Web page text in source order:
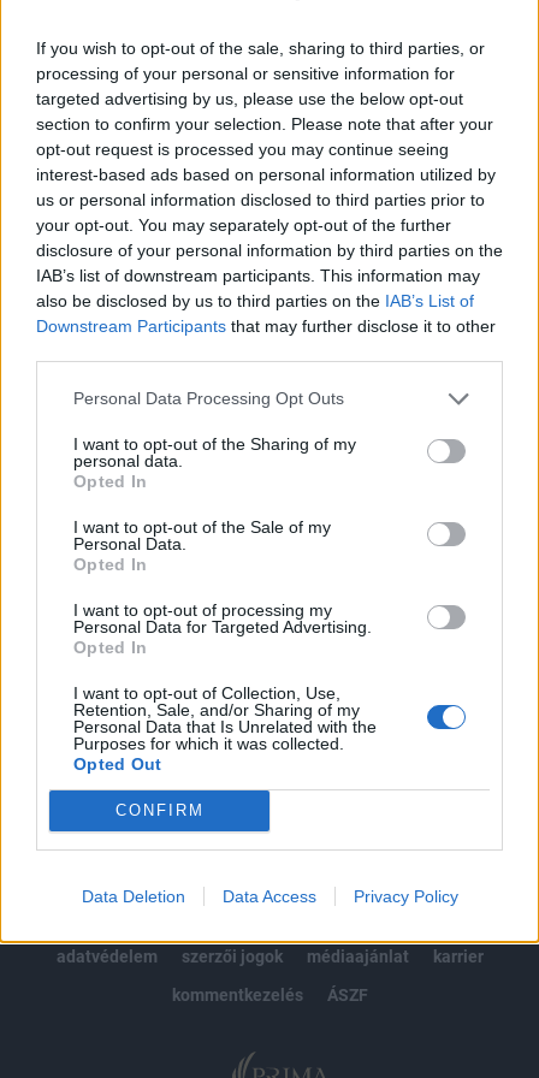
If you wish to opt-out of the sale, sharing to third parties, or
processing of your personal or sensitive information for
targeted advertising by us, please use the below opt-out
section to confirm your selection. Please note that after your
opt-out request is processed you may continue seeing
interest-based ads based on personal information utilized by
us or personal information disclosed to third parties prior to
your opt-out. You may separately opt-out of the further
disclosure of your personal information by third parties on the
IAB’s list of downstream participants. This information may
also be disclosed by us to third parties on the IAB’s List of
Downstream Participants that may further disclose it to other
Personal Data Processing Opt Outs
I want to opt-out of the Sharing of my
personal data.
Opted In
I want to opt-out of the Sale of my
Personal Data.
Opted In
I want to opt-out of processing my
Personal Data for Targeted Advertising.
Opted In
I want to opt-out of Collection, Use,
Retention, Sale, and/or Sharing of my
Personal Data that Is Unrelated with the
Purposes for which it was collected.
Opted Out
CONFIRM
Data Deletion Data Access Privacy Policy
A gyártók és a kormány között megállapodás született,
mely a nyitott kérdések következő két hónapban történő
rendezésével a 2006 végéig az árazási környezet ismert
lesz. A tárgyalások jelenleg is folynak, az Egis megítélése
szerint a végső megállapodás nehézségek nélkül elérhető
lesz. A 9 mrd Ft gyógyszerkasszába történő befizetésből az
év hátralévő...
KEDVES OLVASÓNK!
regisztrációhoz kötött.
Az előfizetés a következőket tartalmazza:
Portfolio.hu teljes cikkarchívum
kötéslistái
Előfizetés
MÁR ELŐFIZETŐNK VAGY?BEJELENTKEZÉS
adatvédelem
szerzői jogok médiaajánlat
karrier
kommentkezelés
ÁSZF